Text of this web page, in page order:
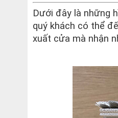
Dưới đây là những
quý khách có thể
xuất cửa mà nhận